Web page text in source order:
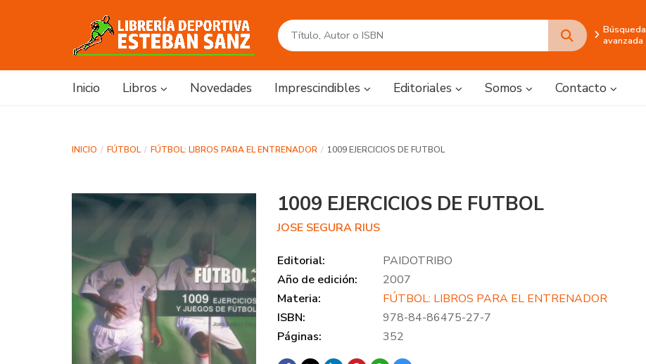
Búsqueda
avanzada
Inicio Libros Novedades Imprescindibles Editoriales Somos Contacto
INICIO FÚTBOL FÚTBOL: LIBROS PARA EL ENTRENADOR 1009 EJERCICIOS DE FUTBOL
1009 EJERCICIOS DE FUTBOL
JOSE SEGURA RIUS
Editorial:
PAIDOTRIBO
Año de edición:
2007
Materia:
FÚTBOL: LIBROS PARA EL ENTRENADOR
ISBN:
978-84-86475-27-7
Páginas:
352